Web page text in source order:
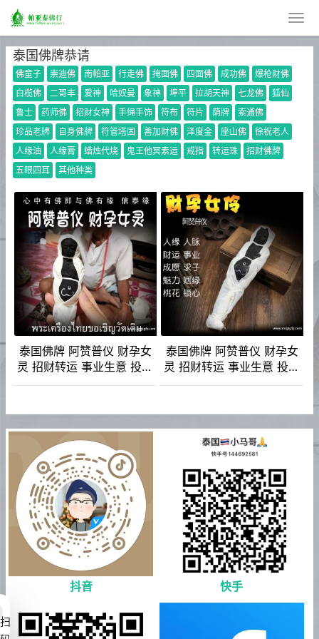
泰国佛牌恭请
佛童子 崇迪佛 南帕亚 行走佛 掩面佛 四面佛 成功佛
爆枪财佛
白榄佛
二哥丰 爱神 哈奴曼 象神 坤平 拉胡天神 七龙佛
狐仙
鲁士
药师佛 招财女神 手绳手饰 符布 符片 荫牌
索通佛
珍品老牌
自身佛牌 符管塔固 善加财佛 泽度金 座山佛
徐祝老人
人缘油
人缘膏 蜡烛代烧 鬼王他冥素运 戒指 转运珠
招财佛牌
五眼四耳
其他种类
泰国佛牌 阿赞普仪 财孕女
灵 招财转运 事业生意 投资
泰国佛牌 阿赞普仪 财孕女
灵 招财转运 事业生意 投资
抖音 快手
扫